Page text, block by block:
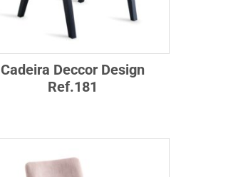
Cadeira Deccor Design
Ref.181